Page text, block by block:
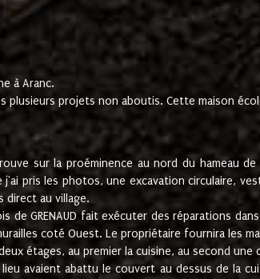
à Aranc.
plusieurs projets non aboutis. Cette maison
sur la proéminence au nord du hameau
pris les photos, une excavation circulaire,
direct au village.
de GRENAUD fait exécuter des réparations
coté Ouest. Le propriétaire fournira les
étages, au premier la cuisine, au second
avaient abattu le couvert au dessus de la